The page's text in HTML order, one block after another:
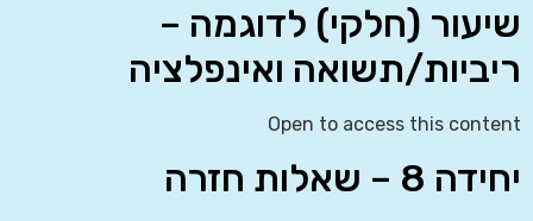
שיעור (חלקי) לדוגמה –
ריביות/תשואה ואינפלציה
Open to access this content
יחידה 8 – שאלות חזרה